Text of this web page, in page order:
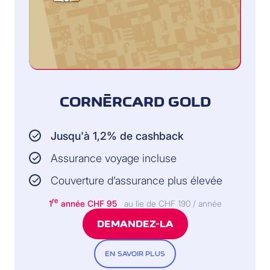
PRESTATIONS
D’ASSISTANCE:
En cas de sinistre,
ouvre la serrure
pour la personne
situations d’urgence
SINISTRE:
suite à une
agression ou à un
vol et la perte des
MONTANT ASSURÉ:
CORNÈRCARD GOLD
Jusqu'à 1,2% de cashback
Assurance voyage incluse
Couverture d’assurance plus élevée
1re année CHF 95 au lie de CHF 190 / année
DEMANDEZ-LA
EN SAVOIR PLUS